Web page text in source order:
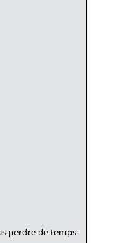
perdre de temps